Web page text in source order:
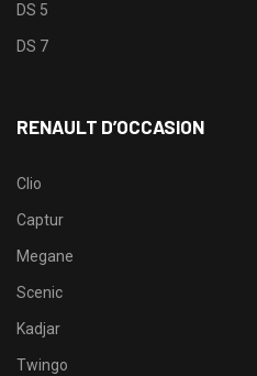
DS 5
DS 7
RENAULT D’OCCASION
Clio
Captur
Megane
Scenic
Kadjar
Twingo